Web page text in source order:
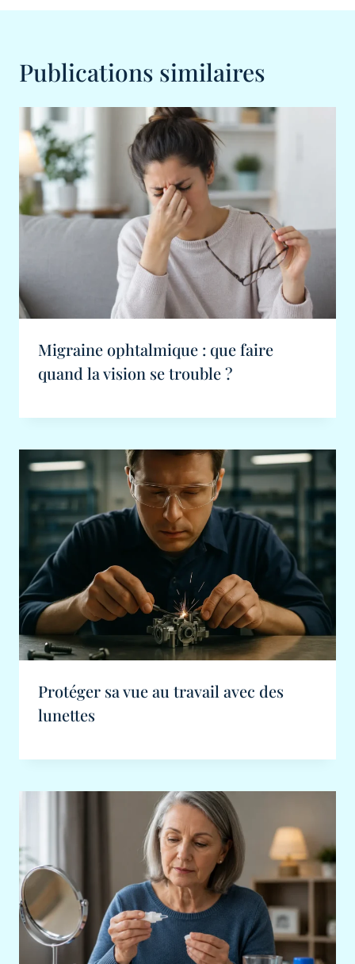
Publications similaires
Migraine ophtalmique : que faire
quand la vision se trouble ?
Protéger sa vue au travail avec des
lunettes